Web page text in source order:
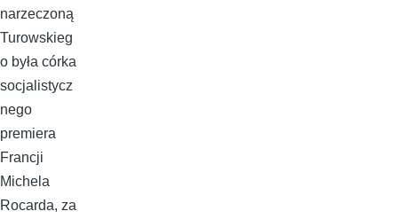
narzeczoną
Turowskieg
o była córka
socjalistycz
nego
premiera
Francji
Michela
Rocarda, za